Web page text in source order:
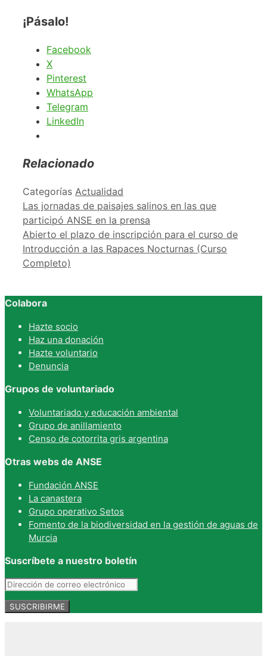
¡Pásalo!
Facebook
X
Pinterest
WhatsApp
Telegram
LinkedIn
Relacionado
Categorías Actualidad
Las jornadas de paisajes salinos en las que
participó ANSE en la prensa
Abierto el plazo de inscripción para el curso de
Introducción a las Rapaces Nocturnas (Curso
Completo)
Colabora
Hazte socio
Haz una donación
Hazte voluntario
Denuncia
Grupos de voluntariado
Voluntariado y educación ambiental
Grupo de anillamiento
Censo de cotorrita gris argentina
Otras webs de ANSE
Fundación ANSE
La canastera
Grupo operativo Setos
Fomento de la biodiversidad en la gestión de aguas de
Murcia
Suscríbete a nuestro boletín